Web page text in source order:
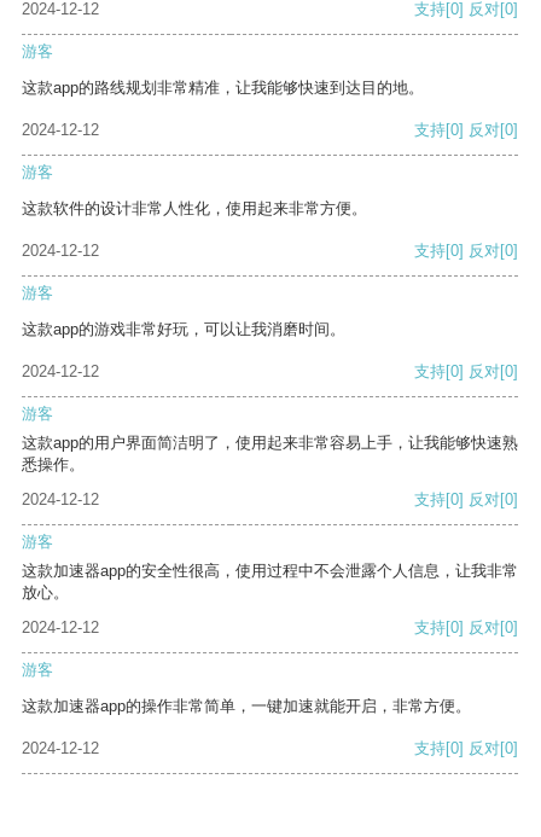
2024-12-12
支持[0] 反对[0]
游客
这款app的路线规划非常精准，让我能够快速到达目的地。
2024-12-12 支持[0] 反对[0]
游客
这款软件的设计非常人性化，使用起来非常方便。
2024-12-12 支持[0] 反对[0]
游客
这款app的游戏非常好玩，可以让我消磨时间。
2024-12-12 支持[0] 反对[0]
游客
这款app的用户界面简洁明了，使用起来非常容易上手，让我能够快速熟
悉操作。
2024-12-12
支持[0] 反对[0]
游客
这款加速器app的安全性很高，使用过程中不会泄露个人信息，让我非常
放心。
2024-12-12
支持[0] 反对[0]
游客
这款加速器app的操作非常简单，一键加速就能开启，非常方便。
2024-12-12 支持[0] 反对[0]